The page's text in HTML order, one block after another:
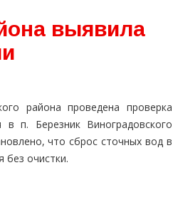
выявила
района проведена проверка
в п. Березник Виноградовского
что сброс сточных вод в
без очистки.